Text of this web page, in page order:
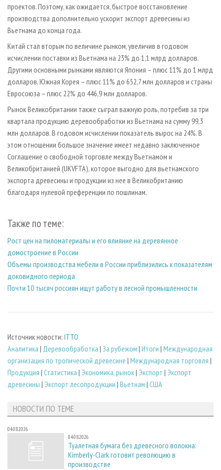
проектов. Поэтому, как ожидается, быстрое восстановление
производства дополнительно ускорит экспорт древесины из
Вьетнама до конца года.
Китай стал вторым по величине рынком, увеличив в годовом
исчислении поставки из Вьетнама на 23% до 1,1 млрд долларов.
Другими основными рынками являются Япония – плюс 11% до 1 млрд
долларов, Южная Корея – плюс 11% до 652,7 млн долларов и страны
Евросоюза – плюс 22% до 446,9 млн долларов.
Рынок Великобритании также сыграл важную роль, потребив за три
квартала продукцию деревообработки из Вьетнама на сумму 99,3
млн долларов. В годовом исчислении показатель вырос на 24%. В
этом отношении большое значение имеет недавно заключенное
Соглашение о свободной торговле между Вьетнамом и
Великобританией (UKVFTA), которое выгодно для вьетнамского
экспорта древесины и продукции из нее в Великобританию
благодаря нулевой преференции по пошлинам.
Также по теме:
Рост цен на пиломатериалы и его влияние на деревянное
домостроение в России
Объемы производства мебели в России приблизились к показателям
доковидного периода
Почти 10 тысяч россиян ищут работу в лесной промышленности
Источник новости: ITTO
Аналитика | Деревообработка | За рубежом | Итоги | Международная
организация по тропической древесине | Международная торговля |
Продукция | Статистика | Экономика, рынок| Экспорт | Экспорт
древесины | Экспорт лесопродукции | Вьетнам | США
НОВОСТИ ПО ТЕМЕ
04.08.2026
04.08.2026
Туалетная бумага без древесного волокна:
Kimberly-Clark готовит революцию в
производстве